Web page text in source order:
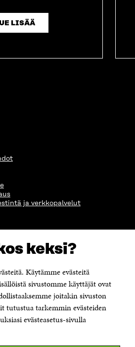
keksi?
Käytämme evästeitä
sivustomme käyttäjät ovat
joitakin sivuston
tutustua tarkemmin evästeiden
evästeasetus-sivulla
LISÄÄ
ja verkkopalvelut
160,
991